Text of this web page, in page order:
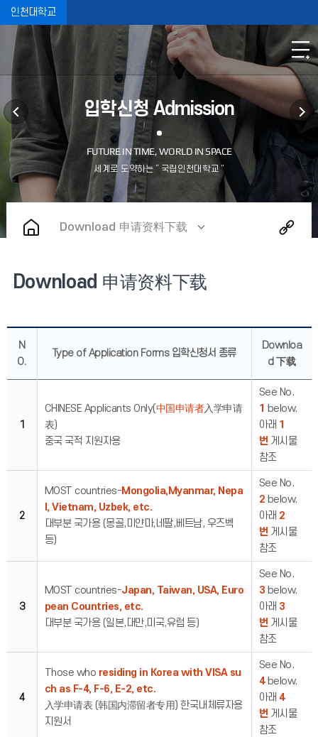
인천대학교
입학신청 Admission
Download 申请资料下载
Download 申请资料下载
N
O.
Type of Application Forms 입학신청서 종류
Downloa
d 下载
1
CHINESE Applicants Only(中国申请者入学申请
表)
중국 국적 지원자용
See No.
1 below.
아래 1
번 게시물
참조
2
MOST countries-Mongolia,Myanmar, Nepa
l, Vietnam, Uzbek, etc.
대부분 국가용 (몽골,미얀마,네팔,베트남, 우즈벡
등)
See No.
2 below.
아래 2
번 게시물
참조
3
MOST countries-Japan, Taiwan, USA, Euro
pean Countries, etc.
대부분 국가용 (일본,대만,미국,유럽 등)
See No.
3 below.
아래 3
번 게시물
참조
4
Those who residing in Korea with VISA su
ch as F-4, F-6, E-2, etc.
入学申请表 (韩国内滞留者专用) 한국내체류자용
지원서
See No.
4below.
아래 4
번 게시물
참조